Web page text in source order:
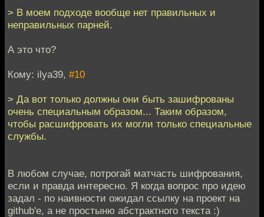
> В моем подходе вообще нет правильных и
неправильных парней.
А это что?
Кому: ilya39, #10
> Да вот только должны они быть зашифрованы
очень специальным образом... Таким образом,
чтобы расшифровать их могли только специальные
службы.
В любом случае, потрогай матчасть шифрования,
если и правда интересно. Я когда вопрос про идею
задал - по наивности ожидал ссылку на проект на
github'е, а не простыню абстрактного текста :)